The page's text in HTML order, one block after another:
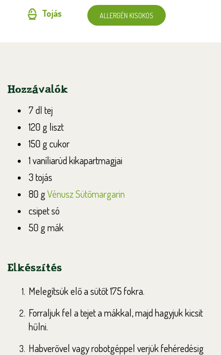
Tojás ALLERGÉN KISOKOS
Hozzávalók
7 dl tej
120 g liszt
150 g cukor
1 vaníliarúd kikapartmagjai
3 tojás
80 gVénusz Sütőmargarin
csipet só
50 g mák
Elkészítés
Melegítsük elő a sütőt 175 fokra.
Forraljuk fel a tejet a mákkal, majd hagyjuk kicsit
hűlni.
Habverővel vagy robotgéppel verjük fehéredésig